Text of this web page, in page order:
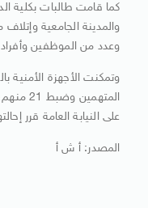
كما قامت طالبات بكلية
والمدينة الجامعية
وعدد من الموظفين
وتمكنت الأجهزة
على النيابة العامة قرر
المصدر: أ ش أ